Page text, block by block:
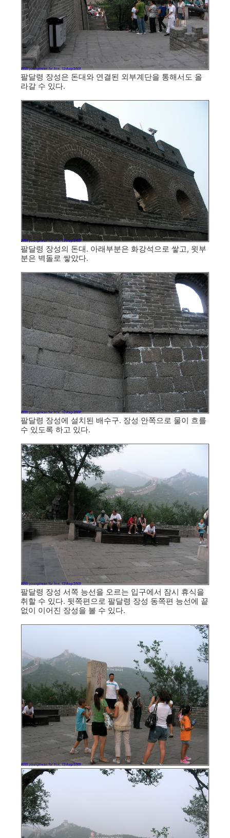
팔달령 장성은 돈대와 연결된 외부계단을 통해서도 올
라갈 수 있다.
팔달령 장성의 돈대. 아래부분은 화강석으로 쌓고, 윗부
분은 벽돌로 쌓았다.
팔달령 장성에 설치된 배수구. 장성 안쪽으로 물이 흐를
수 있도록 하고 있다.
팔달령 장성 서쪽 능선을 오르는 입구에서 잠시 휴식을
취할 수 있다. 뒷쪽편으로 팔달령 장성 동쪽편 능선에 끝
없이 이어진 장성을 볼 수 있다.